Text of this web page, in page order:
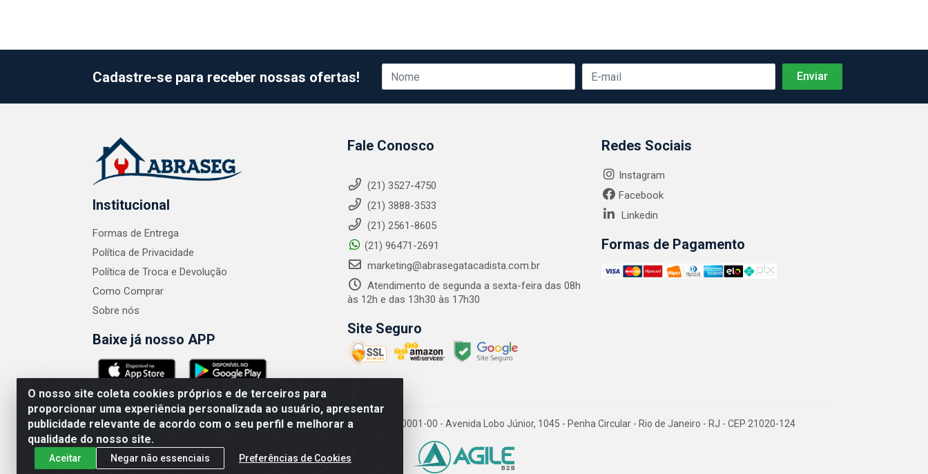
O nosso site coleta cookies próprios e de terceiros para
proporcionar uma experiência personalizada ao usuário, apresentar
publicidade relevante de acordo com o seu perfil e melhorar a
qualidade do nosso site.
Aceitar Negar não essenciais Preferências de Cookies
Cadastre-se para receber nossas ofertas!
Institucional
Formas de Entrega
Política de Privacidade
Política de Troca e Devolução
Como Comprar
Sobre nós
Baixe já nosso APP
Fale Conosco
(21) 3527-4750
(21) 3888-3533
(21) 2561-8605
(21) 96471-2691
marketing@abrasegatacadista.com.br
Atendimento de segunda a sexta-feira das 08h
às 12h e das 13h30 às 17h30
Site Seguro
Redes Sociais
Instagram
Facebook
Linkedin
Formas de Pagamento
ABRASEG COMÉRCIO ATACADISTA LTDA - CNPJ: 10.894.768/0001-00 - Avenida Lobo Júnior, 1045 - Penha Circular - Rio de Janeiro - RJ - CEP 21020-124